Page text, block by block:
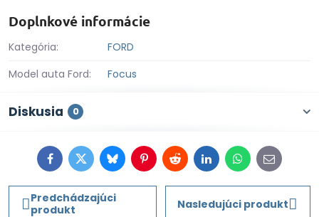
Doplnkové informácie
Kategória:
FORD
Model auta Ford:
Focus
Diskusia 0
FacebookTwitterBlueskyPinterestRedditLinkedInWhatsApp
E-
mail
Predchádzajúci
produkt
Nasledujúci produkt